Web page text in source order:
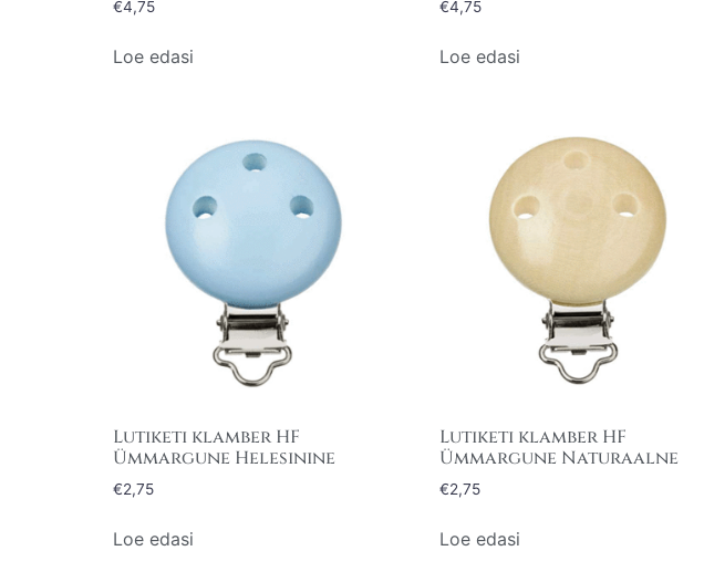
€4,75
Loe edasi
€4,75
Loe edasi
Lutiketi klamber HF
Ümmargune Helesinine
€2,75
Loe edasi
Lutiketi klamber HF
Ümmargune Naturaalne
€2,75
Loe edasi